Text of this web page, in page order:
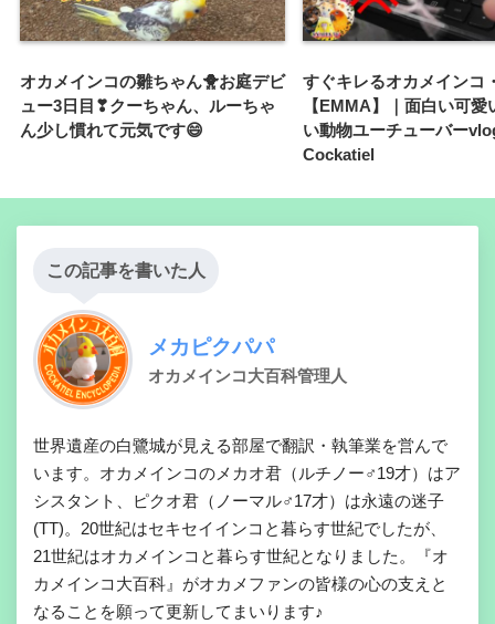
オカメインコの雛ちゃん🐥お庭デビ
ュー3日目❣クーちゃん、ルーちゃ
ん少し慣れて元気です😄
すぐキレるオカメインコ
【EMMA】｜面白い可愛
い動物ユーチューバー
Cockatiel
この記事を書いた人
メカピクパパ
オカメインコ大百科管理人
世界遺産の白鷺城が見える部屋で翻訳・執筆業を営んで
います。オカメインコのメカオ君（ルチノー♂19才）はア
シスタント、ピクオ君（ノーマル♂17才）は永遠の迷子
(TT)。20世紀はセキセイインコと暮らす世紀でしたが、
21世紀はオカメインコと暮らす世紀となりました。『オ
カメインコ大百科』がオカメファンの皆様の心の支えと
なることを願って更新してまいります♪